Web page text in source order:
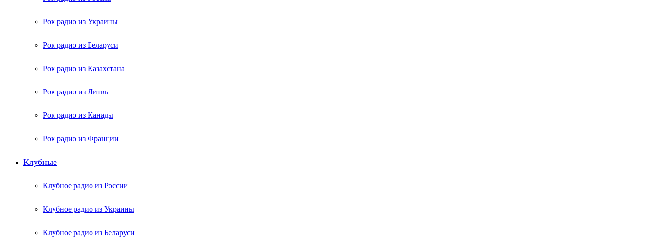
Рок радио из Украины
Рок радио из Беларуси
Рок радио из Казахстана
Рок радио из Литвы
Рок радио из Канады
Рок радио из Франции
Клубные
Клубное радио из России
Клубное радио из Украины
Клубное радио из Беларуси